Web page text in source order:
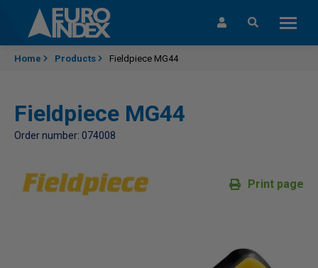
Skip to content
Home Products Fieldpiece MG44
Fieldpiece MG44
Order number: 074008
Print page